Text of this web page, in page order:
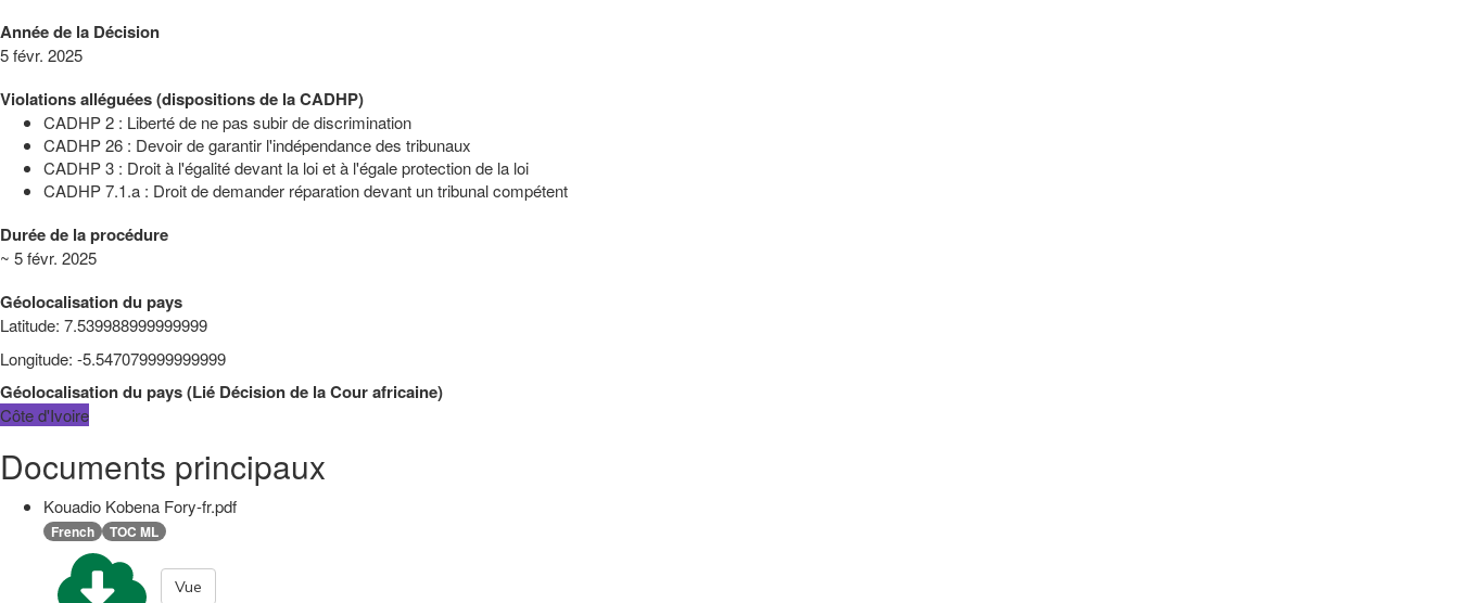
Année de la Décision
5 févr. 2025
Violations alléguées (dispositions de la CADHP)
CADHP 2 : Liberté de ne pas subir de discrimination
CADHP 26 : Devoir de garantir l'indépendance des tribunaux
CADHP 3 : Droit à l'égalité devant la loi et à l'égale protection de la loi
CADHP 7.1.a : Droit de demander réparation devant un tribunal compétent
Durée de la procédure
~ 5 févr. 2025
Géolocalisation du pays
Latitude: 7.539988999999999
Longitude: -5.547079999999999
Géolocalisation du pays(Lié Décision de la Cour africaine)
Côte d'Ivoire
Documents principaux
Kouadio Kobena Fory-fr.pdf
French TOC ML
Vue